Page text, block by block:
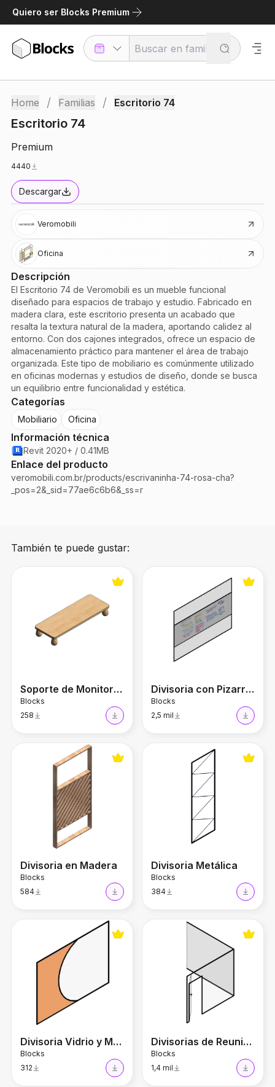
Quiero ser Blocks Premium
Home / Familias / Escritorio 74
Escritorio 74
Premium
4440
Descargar
Veromobili
Oficina
Descripción
El Escritorio 74 de Veromobili es un mueble funcional
diseñado para espacios de trabajo y estudio. Fabricado en
madera clara, este escritorio presenta un acabado que
resalta la textura natural de la madera, aportando calidez al
entorno. Con dos cajones integrados, ofrece un espacio de
almacenamiento práctico para mantener el área de trabajo
organizada. Este tipo de mobiliario es comúnmente utilizado
en oficinas modernas y estudios de diseño, donde se busca
un equilibrio entre funcionalidad y estética.
Categorías
Mobiliario Oficina
Información técnica
Revit 2020+ / 0.41MB
Enlace del producto
veromobili.com.br/products/escrivaninha-74-rosa-cha?
_pos=2&_sid=77ae6c6b6&_ss=r
También te puede gustar:
Soporte de Monitor Ergonómico
Soporte de Monitor Ergonómico
Blocks
258
Divisoria con Pizarra de
Divisoria con Pizarra de Vidrio
Blocks
2,5 mil
Divisoria en Madera
Divisoria en Madera
Blocks
584
Divisoria Metálica
Divisoria Metálica
Blocks
384
Divisoria Vidrio y MDF
Divisoria Vidrio y MDF
Blocks
312
Divisorias de Reunión con
Divisorias de Reunión con Puerta
Blocks
1,4 mil